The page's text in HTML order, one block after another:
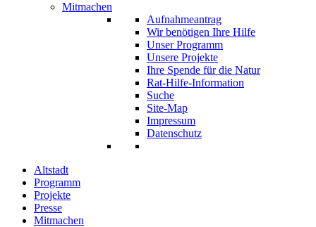
Mitmachen
Aufnahmeantrag
Wir benötigen Ihre Hilfe
Unser Programm
Unsere Projekte
Ihre Spende für die Natur
Rat-Hilfe-Information
Suche
Site-Map
Impressum
Datenschutz
Altstadt
Programm
Projekte
Presse
Mitmachen